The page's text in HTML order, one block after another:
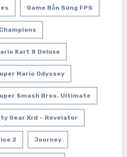
Game Bắn Súng FPS
Kart 8 Deluxe
Mario Odyssey
Smash Bros. Ultimate
Gear Xrd – Revelator
2 Journey